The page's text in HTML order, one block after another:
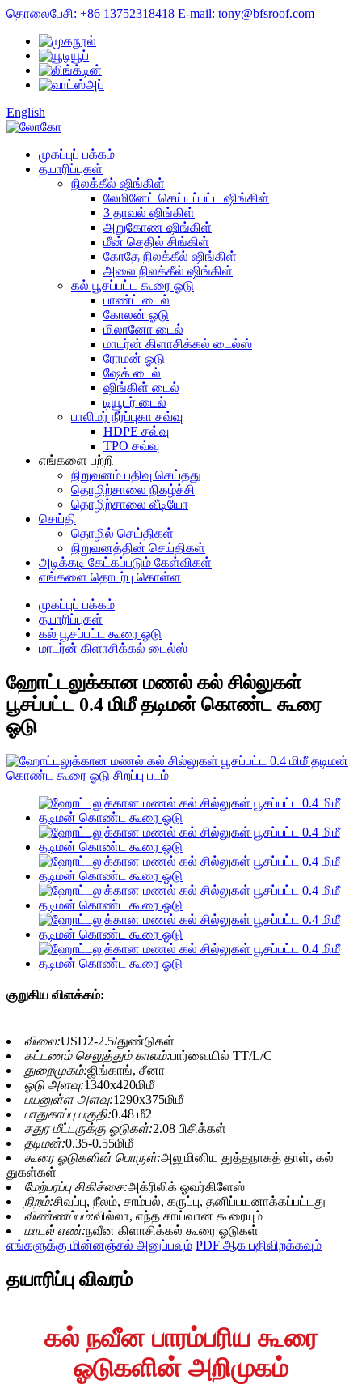
தொலைபேசி: +86 13752318418 E-mail: tony@bfsroof.com
English
முகப்புப் பக்கம்
தயாரிப்புகள்
நிலக்கீல் ஷிங்கிள்
லேமினேட் செய்யப்பட்ட ஷிங்கிள்
3 தாவல் ஷிங்கிள்
அறுகோண ஷிங்கிள்
மீன் செதில் சிங்கிள்
கோதே நிலக்கீல் ஷிங்கிள்
அலை நிலக்கீல் ஷிங்கிள்
கல் பூசப்பட்ட கூரை ஓடு
பாண்ட் டைல்
கோலன் ஓடு
மிலானோ டைல்
மாடர்ன் கிளாசிக்கல் டைல்ஸ்
ரோமன் ஓடு
ஷேக் டைல்
ஷிங்கிள் டைல்
டியூடர் டைல்
பாலிமர் நீர்ப்புகா சவ்வு
HDPE சவ்வு
TPO சவ்வு
எங்களை பற்றி
நிறுவனம் பதிவு செய்தது
தொழிற்சாலை நிகழ்ச்சி
தொழிற்சாலை வீடியோ
செய்தி
தொழில் செய்திகள்
நிறுவனத்தின் செய்திகள்
அடிக்கடி கேட்கப்படும் கேள்விகள்
எங்களை தொடர்பு கொள்ள
முகப்புப் பக்கம்
தயாரிப்புகள்
கல் பூசப்பட்ட கூரை ஓடு
மாடர்ன் கிளாசிக்கல் டைல்ஸ்
ஹோட்டலுக்கான மணல் கல் சில்லுகள்
பூசப்பட்ட 0.4 மிமீ தடிமன் கொண்ட கூரை
ஓடு
குறுகிய விளக்கம்:
விலை:USD2-2.5/துண்டுகள்
கட்டணம் செலுத்தும் காலம்:பார்வையில் TT/L/C
துறைமுகம்:ஜிங்காங், சீனா
ஓடு அளவு:1340x420மிமீ
பயனுள்ள அளவு:1290x375மிமீ
பாதுகாப்பு பகுதி:0.48 மீ2
சதுர மீட்டருக்கு ஓடுகள்:2.08 பிசிக்கள்
தடிமன்:0.35-0.55மிமீ
கூரை ஓடுகளின் பொருள்:அலுமினிய துத்தநாகத் தாள், கல்
துகள்கள்
மேற்பரப்பு சிகிச்சை:அக்ரிலிக் ஓவர்கிளேஸ்
நிறம்:சிவப்பு, நீலம், சாம்பல், கருப்பு, தனிப்பயனாக்கப்பட்டது
விண்ணப்பம்:வில்லா, எந்த சாய்வான கூரையும்
மாடல் எண்:நவீன கிளாசிக்கல் கூரை ஓடுகள்
எங்களுக்கு மின்னஞ்சல் அனுப்பவும் PDF ஆக பதிவிறக்கவும்
தயாரிப்பு விவரம்
கல் நவீன பாரம்பரிய கூரை
ஓடுகளின் அறிமுகம்